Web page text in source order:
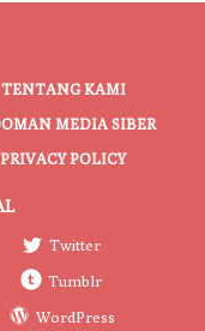
TENTANG KAMI
MEDIA SIBER
PRIVACY POLICY
Twitter
Tumblr
WordPress